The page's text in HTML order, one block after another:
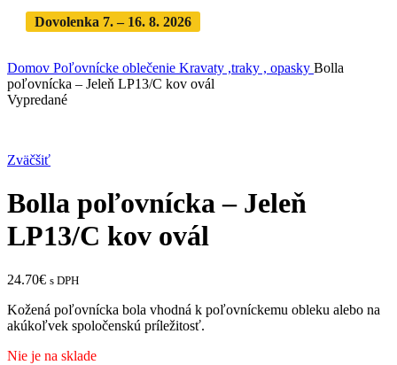
Dovolenka 7. – 16. 8. 2026
Domov Poľovnícke oblečenie Kravaty ,traky , opasky Bolla
poľovnícka – Jeleň LP13/C kov ovál
Vypredané
Zväčšiť
Bolla poľovnícka – Jeleň
LP13/C kov ovál
24.70€ s DPH
Kožená poľovnícka bola vhodná k poľovníckemu obleku alebo na
akúkoľvek spoločenskú príležitosť.
Nie je na sklade